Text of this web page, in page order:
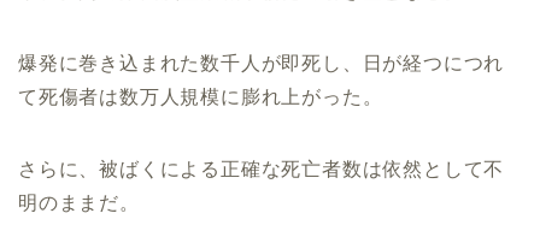
爆発に巻き込まれた数千人が即死し、日が経つにつれ
て死傷者は数万人規模に膨れ上がった。
さらに、被ばくによる正確な死亡者数は依然として不
明のままだ。